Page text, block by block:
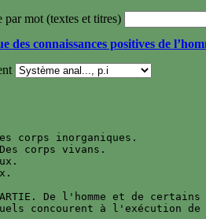
par mot (textes et titres)
des connaissances positives de
corps inorganiques.
corps vivans.
De l'homme et de
concourent à l'exécution